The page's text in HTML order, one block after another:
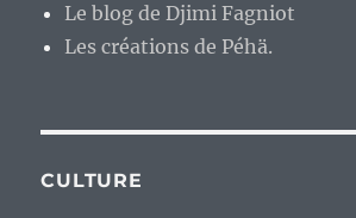
Le blog de Djimi Fagniot
Les créations de Péhä.
CULTURE